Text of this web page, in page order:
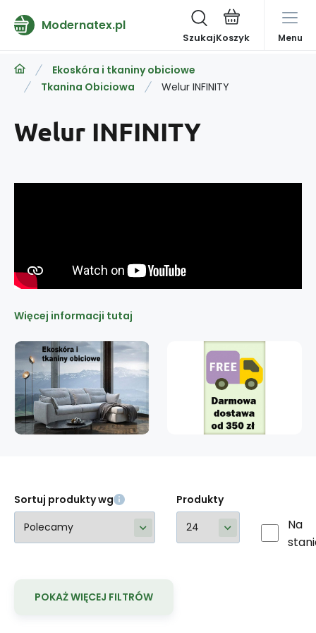
Modernatex.pl
Szukaj Menu
Ekoskóra i tkaniny obiciowe
Tkanina Obiciowa
Welur INFINITY
Welur INFINITY
Więcej informacji tutaj
Sortuj produkty wg Produkty
Na
POKAŻ WIĘCEJ FILTRÓW